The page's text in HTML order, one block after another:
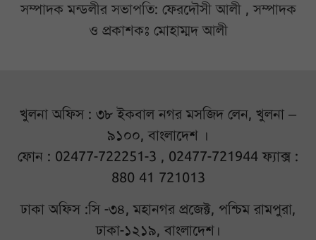
সম্পাদক মন্ডলীর সভাপতি: ফেরদৌসী আলী , সম্পাদক
ও প্রকাশকঃ মোহাম্মদ আলী
খুলনা অফিস : ৩৮ ইকবাল নগর মসজিদ লেন, খুলনা –
৯১০০, বাংলাদেশ ।
ফোন : 02477-722251-3 , 02477-721944 ফ্যাক্স :
880 41 721013
ঢাকা অফিস :সি -৩৪, মহানগর প্রজেক্ট, পশ্চিম রামপুরা,
ঢাকা-১২১৯, বাংলাদেশ।